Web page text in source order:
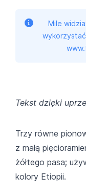
Mile
Tekst dzięki
Trzy równe
z małą
żółtego pasa;
kolory Etiopii.